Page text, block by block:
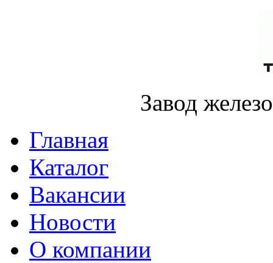
Завод
Главная
Каталог
Вакансии
Новости
О компании